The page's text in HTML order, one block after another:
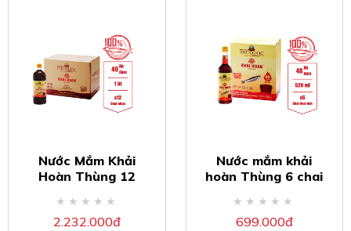
Nước Mắm Khải
Hoàn Thùng 12
độ đạm
2.232.000đ
Nước mắm khải
hoàn Thùng 6 chai
699.000đ